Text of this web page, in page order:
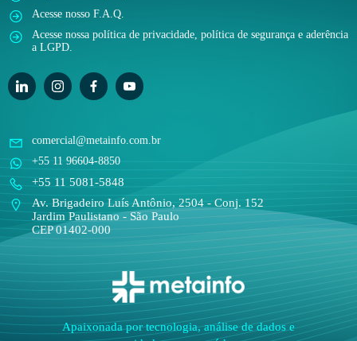
Apaixonada por tecnologia, análise de dados e
comercial@metainfo.com.br
+55 11 96604-8850
+55 11 5081-5848
Av. Brigadeiro Luís Antônio, 2504 - Conj. 152
Jardim Paulistano - São Paulo
CEP 01402-000
Acesse nosso F.A.Q.
Acesse nossa política de privacidade, política de segurança e aderência
a LGPD.